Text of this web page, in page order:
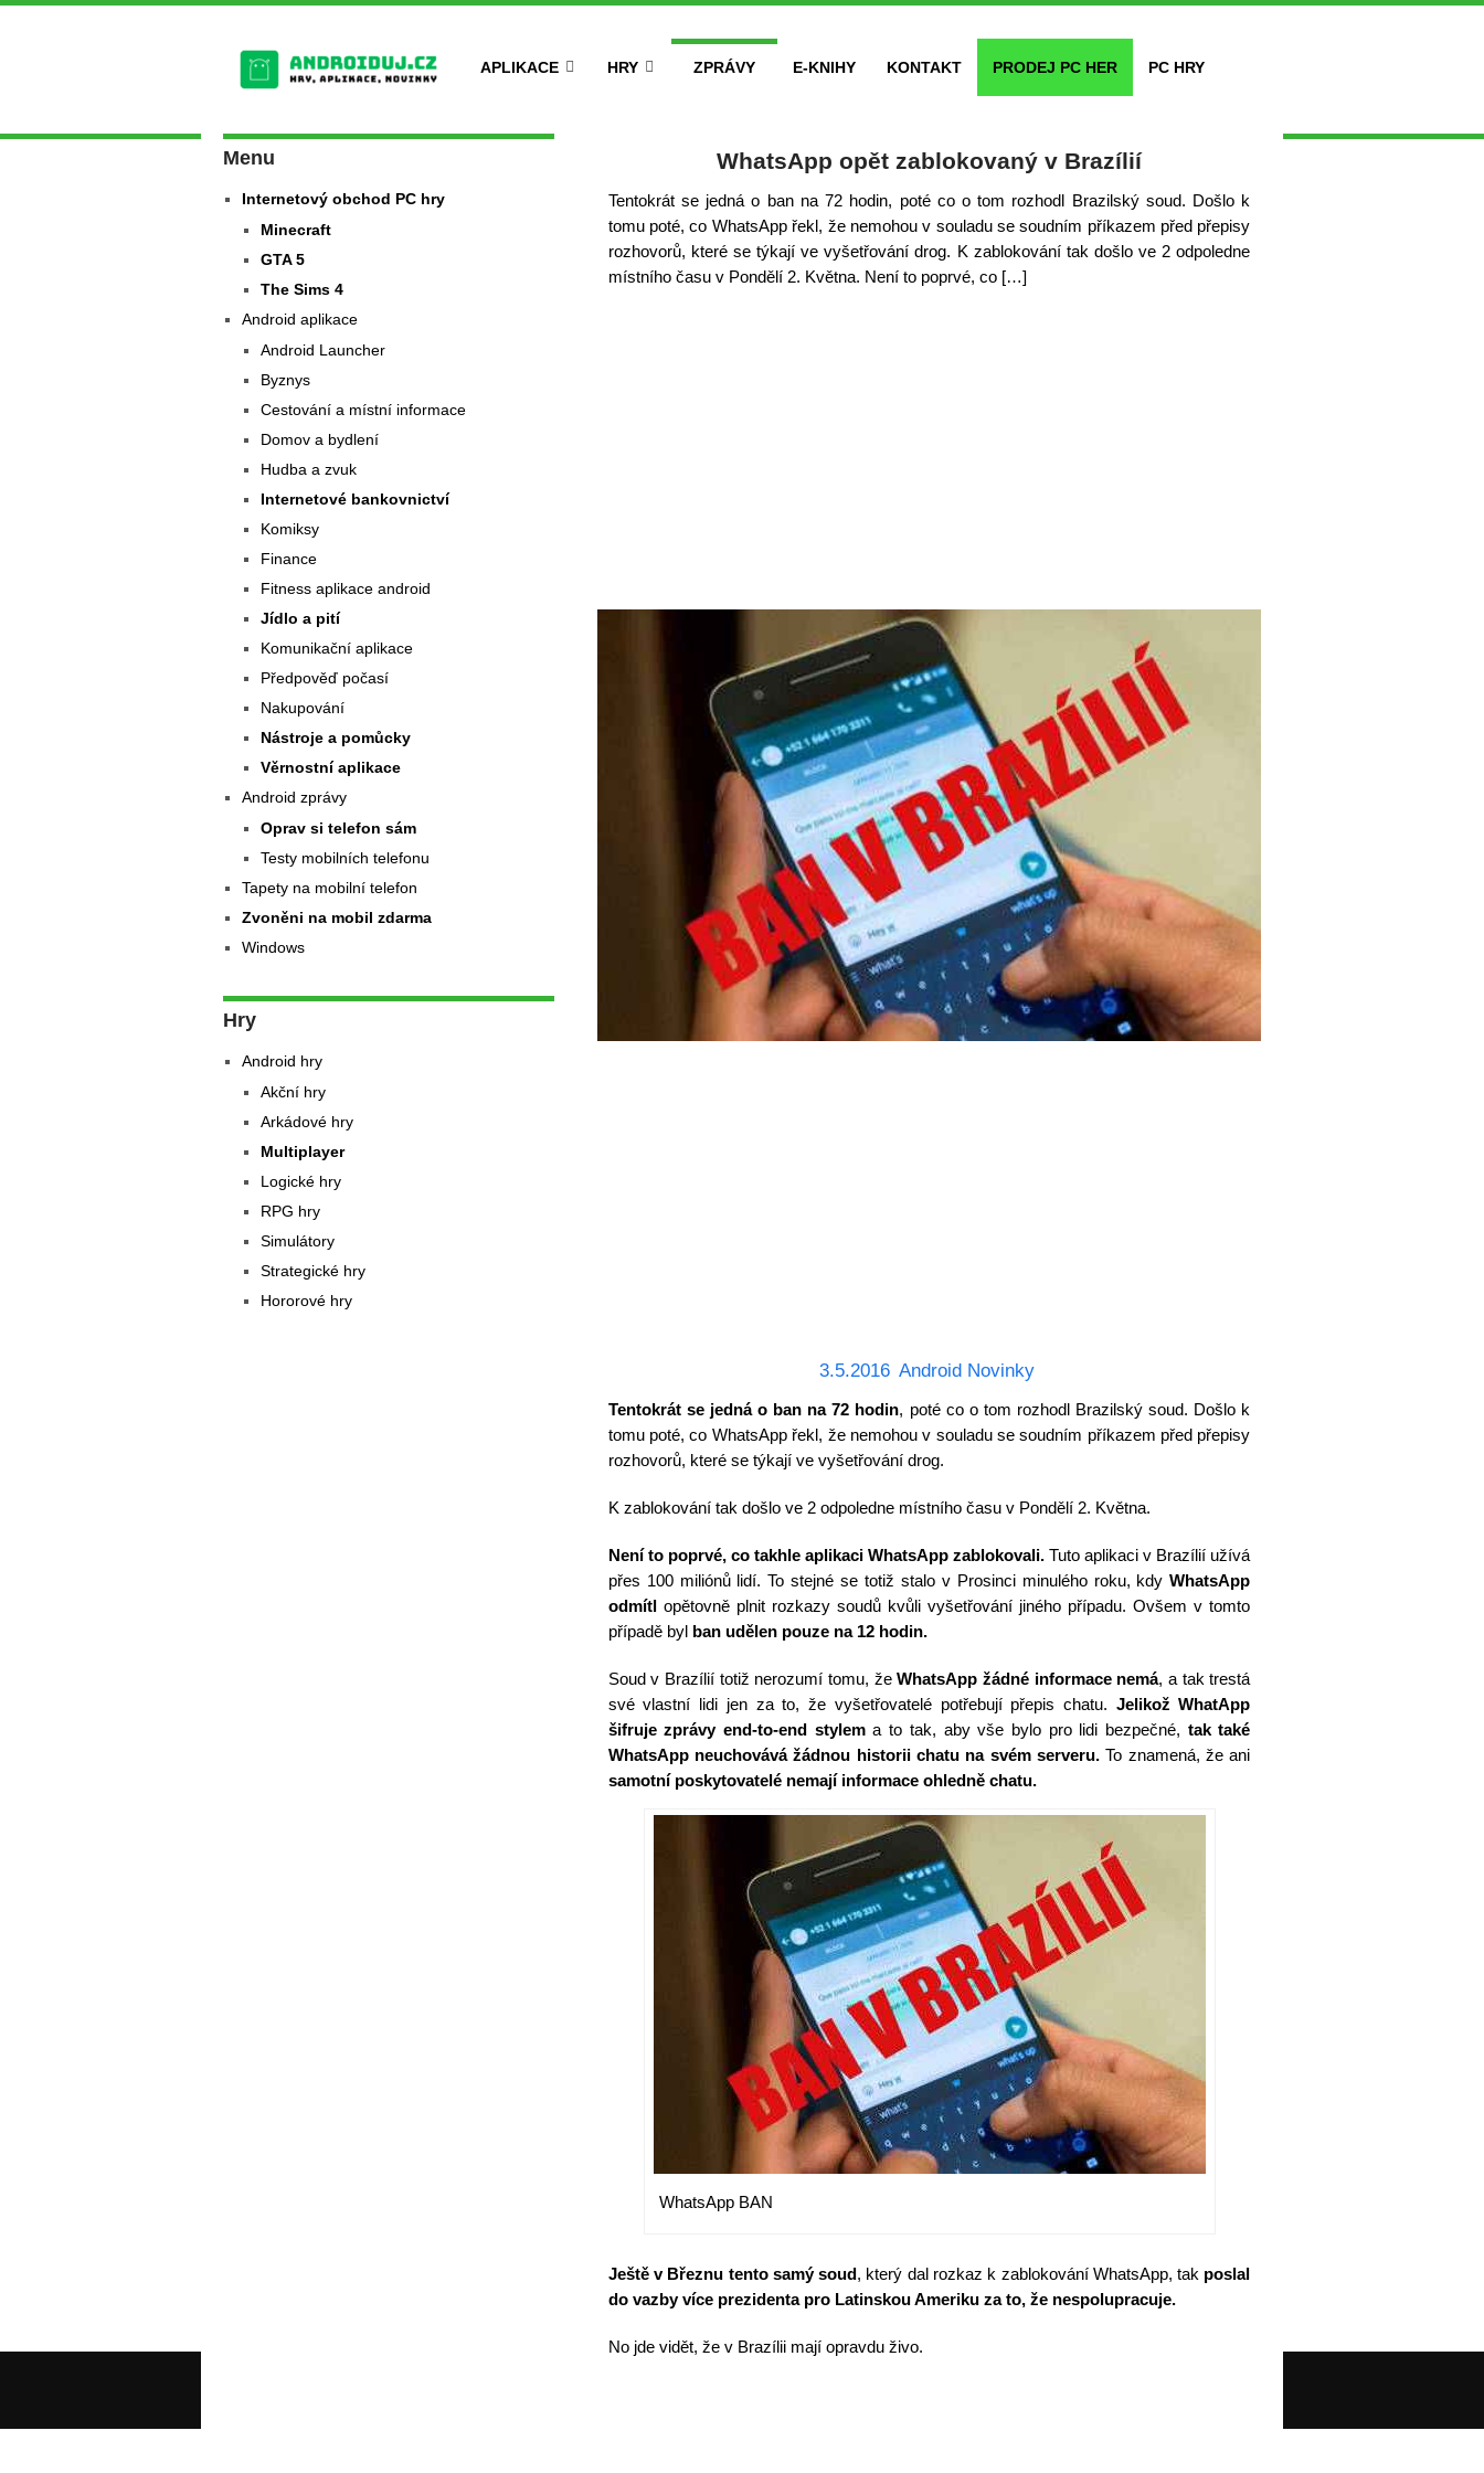
APLIKACE HRY ZPRÁVY E-KNIHY KONTAKT PRODEJ PC HER PC HRY
WhatsApp opět zablokovaný v Brazílií
Tentokrát se jedná o ban na 72 hodin, poté co o tom rozhodl Brazilský soud. Došlo k
tomu poté, co WhatsApp řekl, že nemohou v souladu se soudním příkazem před přepisy
rozhovorů, které se týkají ve vyšetřování drog. K zablokování tak došlo ve 2 odpoledne
místního času v Pondělí 2. Května. Není to poprvé, co […]
3.5.2016 Android Novinky
Tentokrát se jedná o ban na 72 hodin, poté co o tom rozhodl Brazilský soud. Došlo k
tomu poté, co WhatsApp řekl, že nemohou v souladu se soudním příkazem před přepisy
rozhovorů, které se týkají ve vyšetřování drog.
K zablokování tak došlo ve 2 odpoledne místního času v Pondělí 2. Května.
Není to poprvé, co takhle aplikaci WhatsApp zablokovali. Tuto aplikaci v Brazílií užívá
přes 100 miliónů lidí. To stejné se totiž stalo v Prosinci minulého roku, kdyWhatsApp
odmítlopětovně plnit rozkazy soudů kvůli vyšetřování jiného případu. Ovšem v tomto
případě byl ban udělen pouze na 12 hodin.
Soud v Brazílií totiž nerozumí tomu, žeWhatsApp žádné informace nemá, a tak trestá
své vlastní lidi jen za to, že vyšetřovatelé potřebují přepis chatu. Jelikož WhatApp
šifruje zprávy end-to-end stylema to tak, aby vše bylo pro lidi bezpečné, tak také
WhatsApp neuchovává žádnou historii chatu na svém serveru. To znamená, že ani
samotní poskytovatelé nemají informace ohledně chatu.
WhatsApp BAN
Ještě v Březnu tento samý soud, který dal rozkaz k zablokování WhatsApp, tak poslal
do vazby více prezidenta pro Latinskou Ameriku za to, že nespolupracuje.
No jde vidět, že v Brazílii mají opravdu živo.
Menu
Internetový obchod PC hry
Minecraft
GTA 5
The Sims 4
Android aplikace
Android Launcher
Byznys
Cestování a místní informace
Domov a bydlení
Hudba a zvuk
Internetové bankovnictví
Komiksy
Finance
Fitness aplikace android
Jídlo a pití
Komunikační aplikace
Předpověď počasí
Nakupování
Nástroje a pomůcky
Věrnostní aplikace
Android zprávy
Oprav si telefon sám
Testy mobilních telefonu
Tapety na mobilní telefon
Zvoněni na mobil zdarma
Windows
Hry
Android hry
Akční hry
Arkádové hry
Multiplayer
Logické hry
RPG hry
Simulátory
Strategické hry
Hororové hry